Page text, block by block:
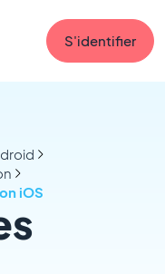
S'identifier
iOS